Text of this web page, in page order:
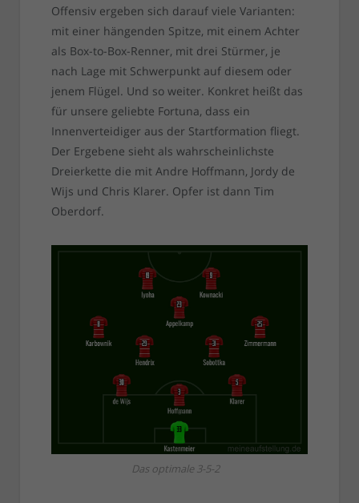
Offensiv ergeben sich darauf viele Varianten:
mit einer hängenden Spitze, mit einem Achter
als Box-to-Box-Renner, mit drei Stürmer, je
nach Lage mit Schwerpunkt auf diesem oder
jenem Flügel. Und so weiter. Konkret heißt das
für unsere geliebte Fortuna, dass ein
Innenverteidiger aus der Startformation fliegt.
Der Ergebene sieht als wahrscheinlichste
Dreierkette die mit Andre Hoffmann, Jordy de
Wijs und Chris Klarer. Opfer ist dann Tim
Oberdorf.
Das optimale 3-5-2